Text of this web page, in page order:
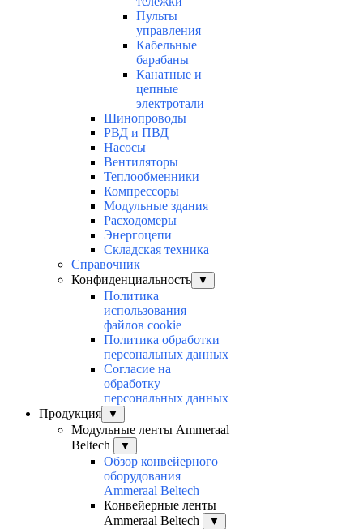
Пульты
управления
Кабельные
барабаны
Канатные и
цепные
электротали
Шинопроводы
РВД и ПВД
Насосы
Вентиляторы
Теплообменники
Компрессоры
Модульные здания
Расходомеры
Энергоцепи
Складская техника
Справочник
Конфиденциальность
▼
Политика
использования
файлов cookie
Политика обработки
персональных данных
Согласие на
обработку
персональных данных
Продукция
▼
Модульные ленты Ammeraal
Beltech
▼
Обзор конвейерного
оборудования
Ammeraal Beltech
Конвейерные ленты
Ammeraal Beltech
▼